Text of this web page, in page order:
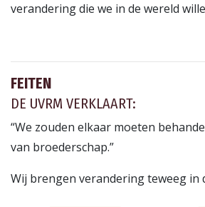
verandering die we in de wereld
FEITEN
DE UVRM VERKLAART:
“We zouden elkaar moeten
van broederschap.”
Wij brengen verandering teweeg in